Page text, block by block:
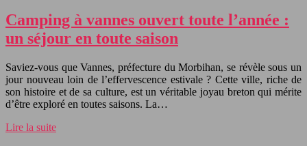
Camping à vannes ouvert toute l’année :
un séjour en toute saison
Saviez-vous que Vannes, préfecture du Morbihan, se révèle sous un
jour nouveau loin de l’effervescence estivale ? Cette ville, riche de
son histoire et de sa culture, est un véritable joyau breton qui mérite
d’être exploré en toutes saisons. La…
Lire la suite